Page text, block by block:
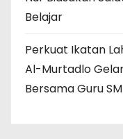
Belajar
Perkuat Ikatan
Al-Murtadlo
Bersama Guru